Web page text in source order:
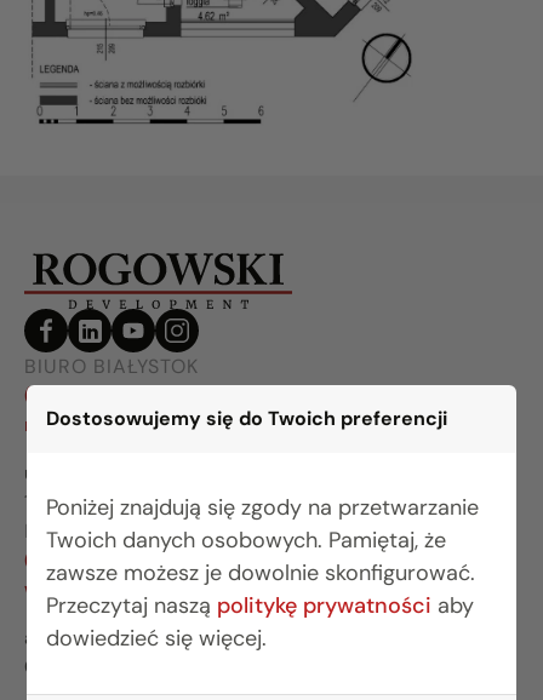
Dostosowujemy się do Twoich preferencji
Poniżej znajdują się zgody na przetwarzanie
Twoich danych osobowych. Pamiętaj, że
zawsze możesz je dowolnie skonfigurować.
Przeczytaj naszą politykę prywatności aby
dowiedzieć się więcej.
BIURO BIAŁYSTOK
(85) 749 99 09
mieszkania@rogowskidevelopment.pl
ul. Legionowa 28 lok. 202
15-281 Białystok
BIURO WARSZAWA
(22) 642 03 55
warszawa@rogowskidevelopment.pl
al. Wilanowska 67E lok. U5
02-765 Warszawa